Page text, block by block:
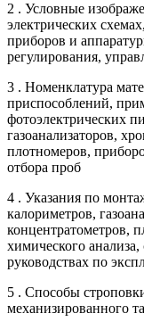
2 . Условные
электрических
приборов и
регулирования,
3 . Номенклатура
приспособлений,
фотоэлектрических
газоанализаторов,
плотномеров,
отбора проб
4 . Указания по
калориметров,
концентратометров,
химического
руководствах по
5 . Способы
механизированного